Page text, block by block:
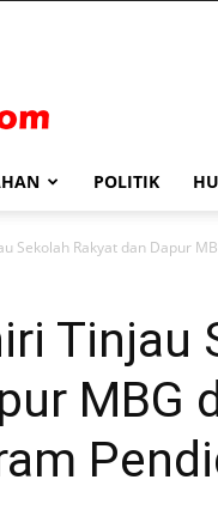
POLITIK
Sekolah Rakyat dan Dapur
Tinjau
MBG